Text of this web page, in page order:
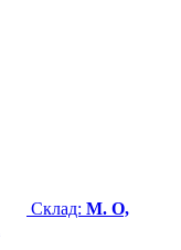
Склад: М. О,